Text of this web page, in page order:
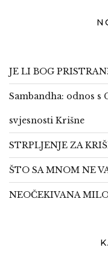
JE LI BOG
Sambandha: odnos
svjesnosti Krišne
STRPLJENJE ZA
ŠTO SA MNOM NE
NEOČEKIVANA